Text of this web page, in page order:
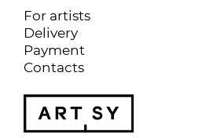
For artists
Delivery
Payment
Contacts